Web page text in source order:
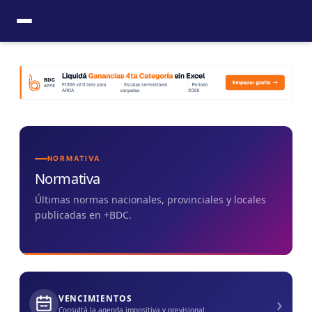
contenido
NORMATIVA
Normativa
Últimas normas nacionales, provinciales y locales
publicadas en +BDC.
VENCIMIENTOS
Consultá la agenda impositiva y previsional ›